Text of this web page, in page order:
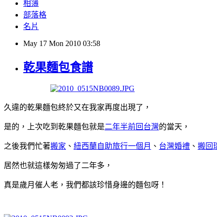
相簿
部落格
名片
May 17 Mon 2010 03:58
乾果麵包食譜
久違的乾果麵包終於又在我家再度出現了，
是的，上次吃到乾果麵包就是二年半前回台灣的當天，
之後我們忙著搬家 、 紐西蘭自助旅行一個月 、 台灣婚禮 、 搬回
居然也就這樣匆匆過了二年多，
真是歲月催人老，我們都該珍惜身邊的麵包呀！